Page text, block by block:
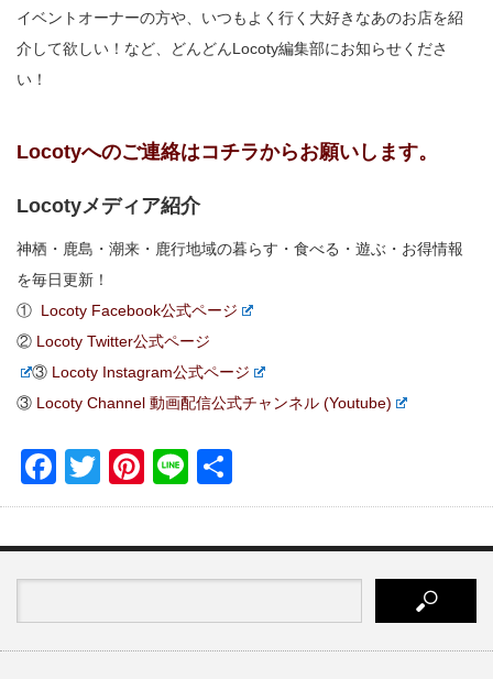
イベントオーナーの方や、いつもよく行く大好きなあのお店を紹
介して欲しい！など、どんどんLocoty編集部にお知らせくださ
い！
Locotyへのご連絡はコチラからお願いします。
Locotyメディア紹介
神栖・鹿島・潮来・鹿行地域の暮らす・食べる・遊ぶ・お得情報
を毎日更新！
① Locoty Facebook公式ページ
② Locoty Twitter公式ページ
③ Locoty Instagram公式ページ
③ Locoty Channel 動画配信公式チャンネル (Youtube)
Facebook
TwitterPinterest
Line
有